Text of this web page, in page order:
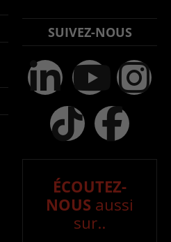
SUIVEZ-NOUS
ÉCOUTEZ-
NOUS aussi
sur..